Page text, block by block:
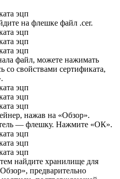
на флешке файл .cer.
файл, можете нажимать
со свойствами сертификата,
нажав на «Обзор».
— флешку. Нажмите «ОК».
найдите хранилище для
предварительно